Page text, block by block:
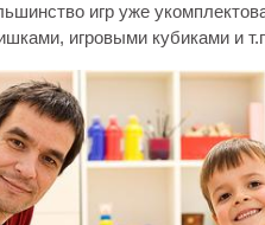
игр уже
игровыми кубиками и